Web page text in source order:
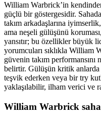
William Warbrick’in
güçlü bir göstergesidir.
takım arkadaşlarına
ama neşeli gülüşünü
yansıtır; bu özellikler büyük
yorumcuları sıklıkla William
güvenin takım
belirtir. Gülüşün kritik anlarda
teşvik ederken veya bir try
yaklaşılabilir, ilham verici ve
William Warbrick saha